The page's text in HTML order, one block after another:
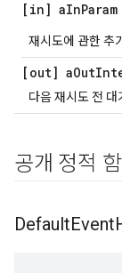
[in] aInParam
재시도에 관한 추
[out] aOut
다음 재시도 전
공개 정적
DefaultEvent